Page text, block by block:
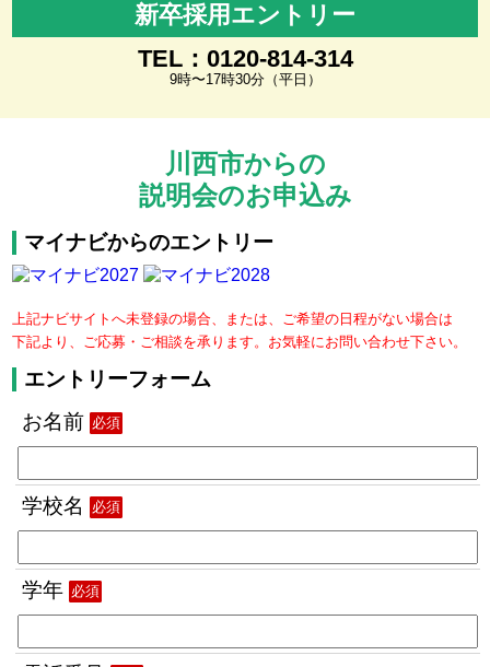
新卒採用エントリー
TEL：0120-814-314
9時〜17時30分（平日）
川西市からの
説明会のお申込み
マイナビからのエントリー
上記ナビサイトへ未登録の場合、または、ご希望の日程がない場合は
下記より、ご応募・ご相談を承ります。お気軽にお問い合わせ下さい。
エントリーフォーム
お名前 必須
学校名 必須
学年 必須